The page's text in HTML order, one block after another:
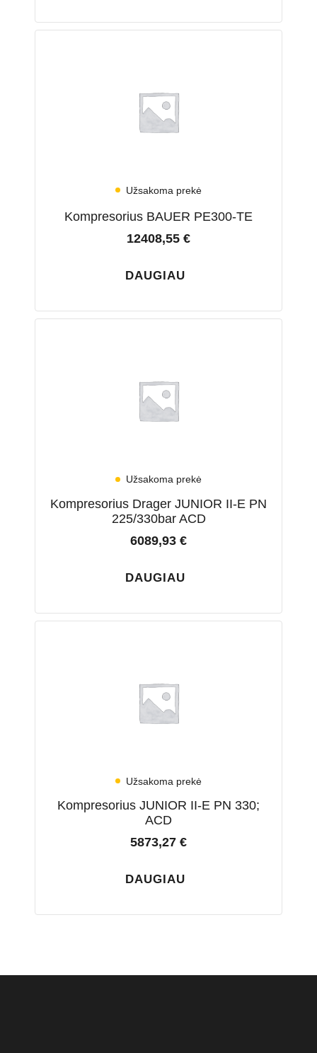
Užsakoma prekė
Kompresorius BAUER PE300-TE
12408,55 €
DAUGIAU
Užsakoma prekė
Kompresorius Drager JUNIOR II-E PN
225/330bar ACD
6089,93 €
DAUGIAU
Užsakoma prekė
Kompresorius JUNIOR II-E PN 330;
ACD
5873,27 €
DAUGIAU